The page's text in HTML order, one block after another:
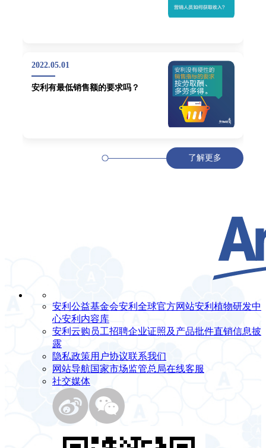
2022.05.01
安利有最低销售额的要求吗？
了解更多
安利公益基金会安利全球官方网站安利植物研发中
心安利内容库
安利云购 员工招聘企业证照及产品批件直销信息披
露
隐私政策用户协议联系我们
网站导航国家市场监管总局在线客服
社交媒体